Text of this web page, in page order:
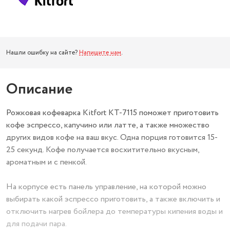
Нашли ошибку на сайте? Напишите нам.
Описание
Рожковая кофеварка Kitfort КТ-7115 поможет приготовить
кофе эспрессо, капучино или латте, а также множество
других видов кофе на ваш вкус. Одна порция готовится 15-
25 секунд. Кофе получается восхитительно вкусным,
ароматным и с пенкой.
На корпусе есть панель управление, на которой можно
выбирать какой эспрессо приготовить, а также включить и
отключить нагрев бойлера до температуры кипения воды и
для подачи пара.